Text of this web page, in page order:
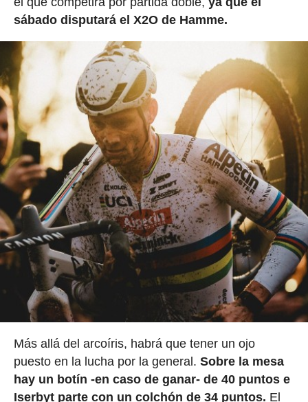
sábado disputará el X2O de Hamme.
Más allá del arcoíris, habrá que tener un ojo
puesto en la lucha por la general. Sobre la mesa
hay un botín -en caso de ganar- de 40 puntos e
Iserbyt parte con un colchón de 34 puntos. El